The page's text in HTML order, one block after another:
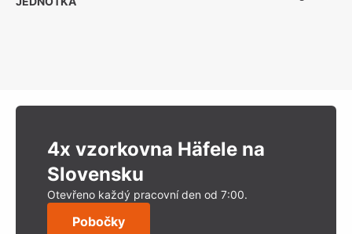
4x vzorkovna Häfele na
Slovensku
Otevřeno každý pracovní den od 7:00.
Pobočky